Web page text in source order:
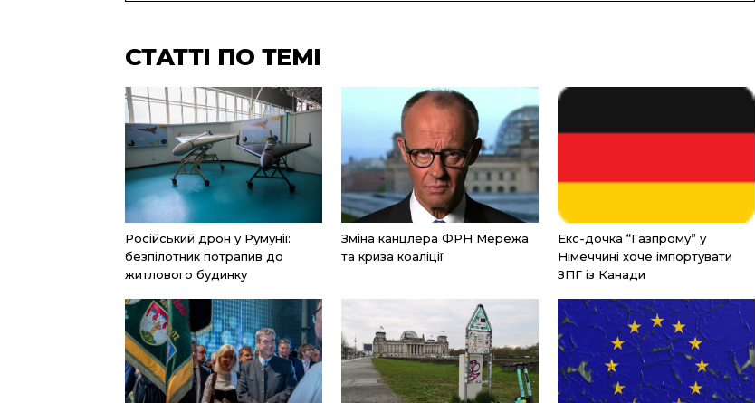
СТАТТІ ПО ТЕМІ
Російський дрон у Румунії:
безпілотник потрапив до
житлового будинку
Зміна канцлера ФРН Мережа
та криза коаліції
Екс-дочка “Газпрому” у
Німеччині хоче імпортувати
ЗПГ із Канади